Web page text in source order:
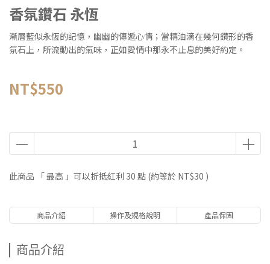
香氛鑽石 永恆
漸層藍似永恆的記憶，幽幽的傳遞心情；當精油滴在幾何鑽形的香
氛石上，所流動出的氣味，正如愛情中那永不止息的美好約定。
NT$550
此商品 「 最高 」可以折抵紅利 30 點 (約等於 NT$30 )
商品介紹 操作及規格說明 產品保固
商品介紹